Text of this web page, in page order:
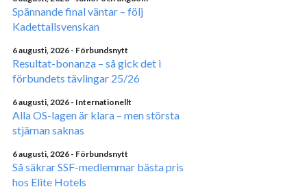
Spännande final väntar – följ
Kadettallsvenskan
6 augusti, 2026 - Förbundsnytt
Resultat-bonanza – så gick det i
förbundets tävlingar 25/26
6 augusti, 2026 - Internationellt
Alla OS-lagen är klara – men största
stjärnan saknas
6 augusti, 2026 - Förbundsnytt
Så säkrar SSF-medlemmar bästa pris
hos Elite Hotels